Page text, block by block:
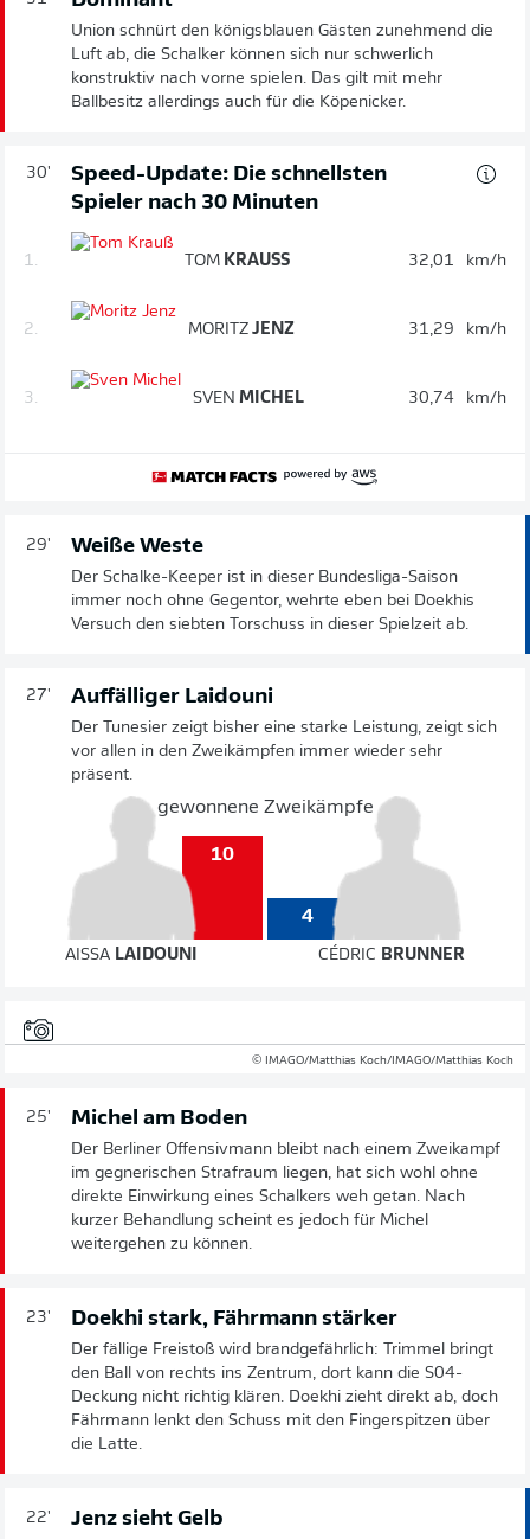
Union schnürt den königsblauen Gästen zunehmend die
Luft ab, die Schalker können sich nur schwerlich
konstruktiv nach vorne spielen. Das gilt mit mehr
Ballbesitz allerdings auch für die Köpenicker.
30'
Speed-Update: Die schnellsten
Spieler nach 30 Minuten
1. TOM KRAUSS 32,01 km/h
2. MORITZ JENZ 31,29 km/h
3. SVEN MICHEL 30,74 km/h
29' Weiße Weste
Der Schalke-Keeper ist in dieser Bundesliga-Saison
immer noch ohne Gegentor, wehrte eben bei Doekhis
Versuch den siebten Torschuss in dieser Spielzeit ab.
27' Auffälliger Laidouni
Der Tunesier zeigt bisher eine starke Leistung, zeigt sich
vor allen in den Zweikämpfen immer wieder sehr
präsent.
gewonnene Zweikämpfe
10
4
AISSA LAIDOUNI CÉDRIC BRUNNER
© IMAGO/Matthias Koch/IMAGO/Matthias Koch
25' Michel am Boden
Der Berliner Offensivmann bleibt nach einem Zweikampf
im gegnerischen Strafraum liegen, hat sich wohl ohne
direkte Einwirkung eines Schalkers weh getan. Nach
kurzer Behandlung scheint es jedoch für Michel
weitergehen zu können.
23' Doekhi stark, Fährmann stärker
Der fällige Freistoß wird brandgefährlich: Trimmel bringt
den Ball von rechts ins Zentrum, dort kann die S04-
Deckung nicht richtig klären. Doekhi zieht direkt ab, doch
Fährmann lenkt den Schuss mit den Fingerspitzen über
die Latte.
22' Jenz sieht Gelb